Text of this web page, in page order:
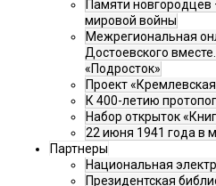
Памяти новгородцев
мировой войны
Межрегиональная
Достоевского
«Подросток»
Проект
К 400-летию
Набор открыток
22 июня 1941 года в
Партнеры
Национальная
Президентская